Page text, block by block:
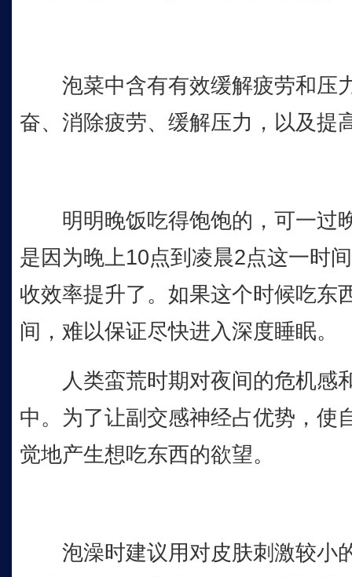
泡菜中含有有效缓解疲劳和压
奋、消除疲劳、缓解压力，以及提
明明晚饭吃得饱饱的，可一过
是因为晚上10点到凌晨2点这一时
收效率提升了。如果这个时候吃东
间，难以保证尽快进入深度睡眠。
人类蛮荒时期对夜间的危机感
中。为了让副交感神经占优势，使
觉地产生想吃东西的欲望。
泡澡时建议用对皮肤刺激较小